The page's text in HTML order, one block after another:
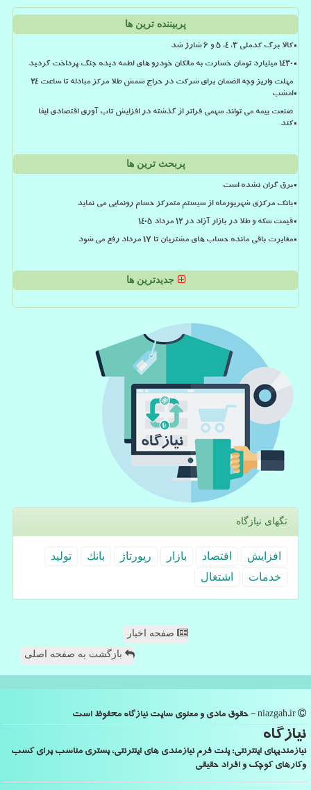
پربیننده ترین ها
کالا برگ کدملی 3، 4، 5 و 6 شارژ شد
۱۴۳۰ میلیارد تومان خسارت به مالکان خودرو های لطمه دیده جنگ پرداخت گردید
مهلت واریز وجه الضمان برای شرکت در حراج شمش طلا مرکز مبادله تا ساعت ۲۴
امشب
صنعت بیمه می تواند سهمی فراتر از گذشته در افزایش تاب آوری اقتصادی ایفا
کند
پربحث ترین ها
برق گران نشده است
بانک مرکزی شهریورماه از سیستم متمرکز حسام رونمایی می نماید
قیمت سکه و طلا در بازار آزاد در ۱۲ مرداد ۱۴۰۵
مغایرت باقی مانده حساب های مشتریان تا 17 مرداد رفع می شود
جدیدترین ها
تگهای نیازگاه
افزایش اقتصاد بازار رپورتاژ بانك
تولید
خدمات
اشتغال
صفحه اخبار
بازگشت به صفحه اصلی
نیازگاه
نیازمندیهای اینترنتی: پلت فرم نیازمندی های اینترنتی، بستری مناسب برای کسب
وکارهای کوچک و افراد حقیقی